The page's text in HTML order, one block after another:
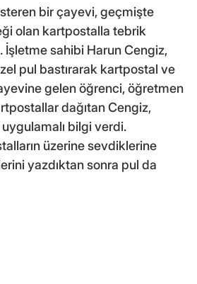
bir çayevi, geçmişte
olan kartpostalla tebrik
İşletme sahibi Harun Cengiz,
pul bastırarak kartpostal ve
gelen öğrenci, öğretmen
dağıtan Cengiz,
uygulamalı bilgi verdi.
üzerine sevdiklerine
yazdıktan sonra pul da